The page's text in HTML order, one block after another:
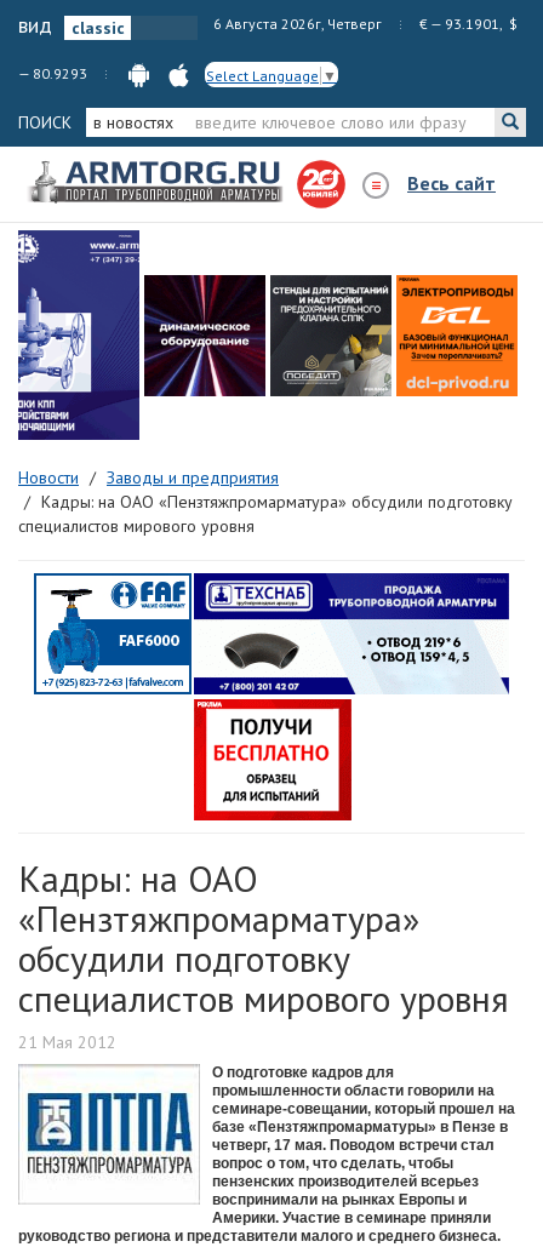
вид 6 Августа 2026г, Четверг € — 93.1901, $
— 80.9293 Select Language ▼
ПОИСК в новостях
Весь сайт
Новости
Заводы и предприятия
Кадры: на ОАО «Пензтяжпромарматура» обсудили подготовку
специалистов мирового уровня
Кадры: на ОАО
«Пензтяжпромарматура»
обсудили подготовку
специалистов мирового уровня
21 Мая 2012
О подготовке кадров для
промышленности области говорили на
семинаре-совещании, который прошел на
базе «Пензтяжпромарматуры» в Пензе в
четверг, 17 мая. Поводом встречи стал
вопрос о том, что сделать, чтобы
пензенских производителей всерьез
воспринимали на рынках Европы и
Америки. Участие в семинаре приняли
руководство региона и представители малого и среднего бизнеса.